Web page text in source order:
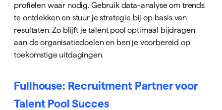
profielen waar nodig. Gebruik data-analyse om trends
te ontdekken en stuur je strategie bij op basis van
resultaten. Zo blijft je talent pool optimaal bijdragen
aan de organisatiedoelen en ben je voorbereid op
toekomstige uitdagingen.
Fullhouse: Recruitment Partner voor
Talent Pool Succes